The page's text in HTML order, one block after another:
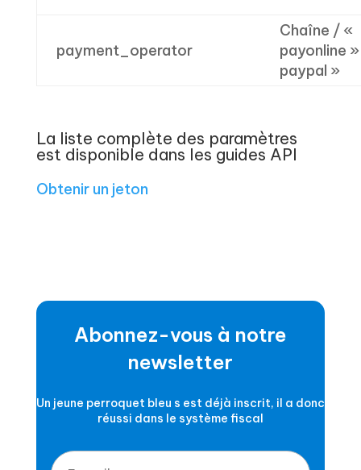
payment_operator
Chaîne / «
payonline »
paypal »
La liste complète des paramètres
est disponible dans les guides API
Obtenir un jeton
Abonnez-vous à notre
newsletter
Un jeune perroquet bleu s est déjà inscrit, il a donc
réussi dans le système fiscal